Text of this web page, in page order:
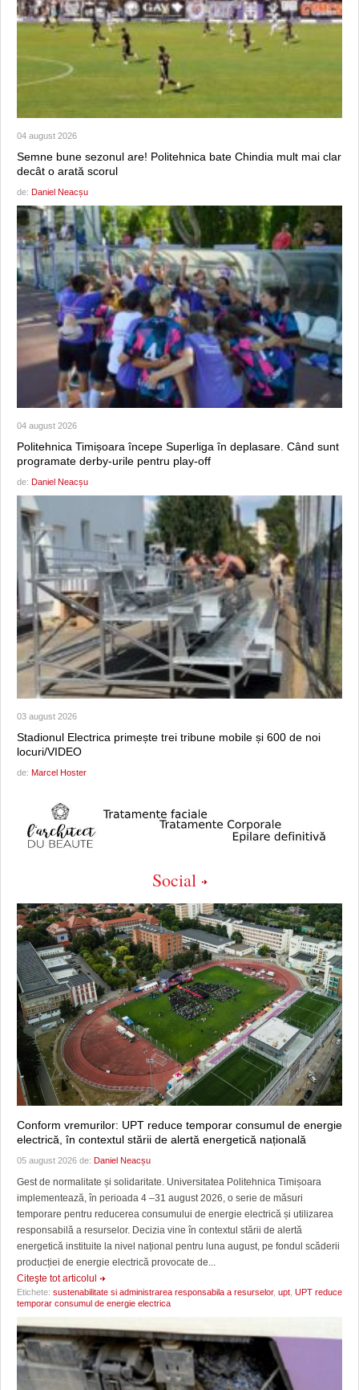
04 august 2026
Semne bune sezonul are! Politehnica bate Chindia mult mai clar
decât o arată scorul
de: Daniel Neacșu
04 august 2026
Politehnica Timișoara începe Superliga în deplasare. Când sunt
programate derby-urile pentru play-off
de: Daniel Neacșu
03 august 2026
Stadionul Electrica primește trei tribune mobile și 600 de noi
locuri/VIDEO
de: Marcel Hoster
Social
Conform vremurilor: UPT reduce temporar consumul de energie
electrică, în contextul stării de alertă energetică națională
05 august 2026 de: Daniel Neacșu
Gest de normalitate și solidaritate. Universitatea Politehnica Timișoara
implementează, în perioada 4 –31 august 2026, o serie de măsuri
temporare pentru reducerea consumului de energie electrică și utilizarea
responsabilă a resurselor. Decizia vine în contextul stării de alertă
energetică instituite la nivel național pentru luna august, pe fondul scăderii
producției de energie electrică provocate de...
Citeşte tot articolul
Etichete: sustenabilitate si administrarea responsabila a resurselor, upt UPT reduce
temporar consumul de energie electrica